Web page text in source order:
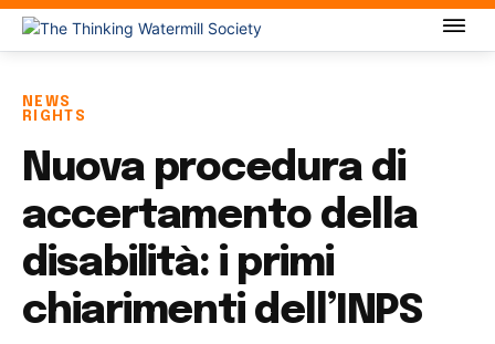
NEWS
RIGHTS
Nuova procedura di
accertamento della
disabilità: i primi
chiarimenti dell’INPS